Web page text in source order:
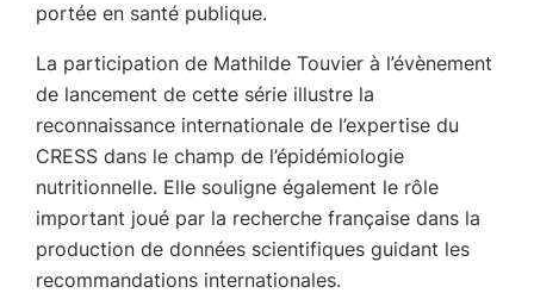
portée en santé publique.
La participation de Mathilde Touvier à l’évènement
de lancement de cette série illustre la
reconnaissance internationale de l’expertise du
CRESS dans le champ de l’épidémiologie
nutritionnelle. Elle souligne également le rôle
important joué par la recherche française dans la
production de données scientifiques guidant les
recommandations internationales.